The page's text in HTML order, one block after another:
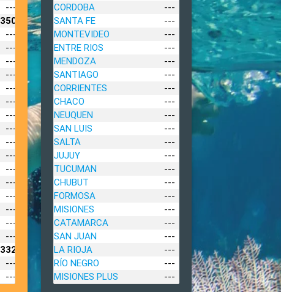
---
3503
---
---
---
---
---
---
---
---
---
---
---
---
---
---
---
---
3322
---
---
CORDOBA
---
SANTA FE
---
MONTEVIDEO
---
ENTRE RIOS
---
MENDOZA
---
SANTIAGO
---
CORRIENTES
---
CHACO
---
NEUQUEN
---
SAN LUIS
---
SALTA
---
JUJUY
---
TUCUMAN
---
CHUBUT
---
FORMOSA
---
MISIONES
---
CATAMARCA
---
SAN JUAN
---
LA RIOJA
---
RÍO NEGRO
---
MISIONES PLUS
---